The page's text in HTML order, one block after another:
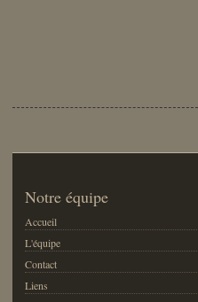
Notre équipe
Accueil
L'équipe
Contact
Liens